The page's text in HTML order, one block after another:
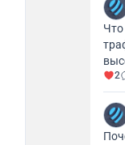
Что
2